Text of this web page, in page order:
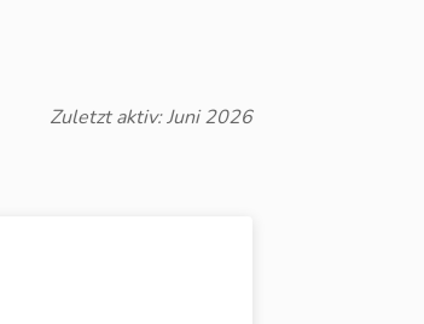
Zuletzt aktiv: Juni 2026